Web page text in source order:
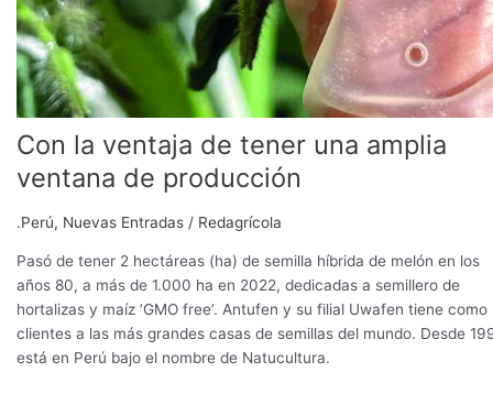
Con la ventaja de tener una amplia
ventana de producción
.Perú, Nuevas Entradas / Redagrícola
Pasó de tener 2 hectáreas (ha) de semilla híbrida de melón en los
años 80, a más de 1.000 ha en 2022, dedicadas a semillero de
hortalizas y maíz ’GMO free’. Antufen y su filial Uwafen tiene como
clientes a las más grandes casas de semillas del mundo. Desde
está en Perú bajo el nombre de Natucultura.